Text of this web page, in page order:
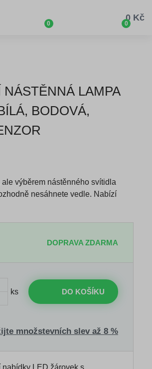
0 0
0 Kč
LAMPA
BODOVÁ,
výběrem nástěnného svítidla
nesáhnete vedle. Nabízí
DOPRAVA ZDARMA
ks DO KOŠÍKU
množstevních slev až 8 %
nabídky LED žárovek s